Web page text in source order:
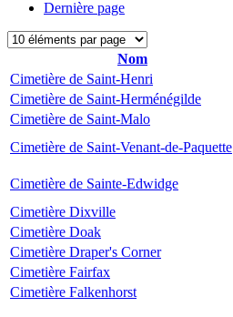
Dernière page
Nom
Cimetière de Saint-Henri
Cimetière de Saint-Herménégilde
Cimetière de Saint-Malo
Cimetière de Saint-Venant-de-Paquette
Cimetière de Sainte-Edwidge
Cimetière Dixville
Cimetière Doak
Cimetière Draper's Corner
Cimetière Fairfax
Cimetière Falkenhorst